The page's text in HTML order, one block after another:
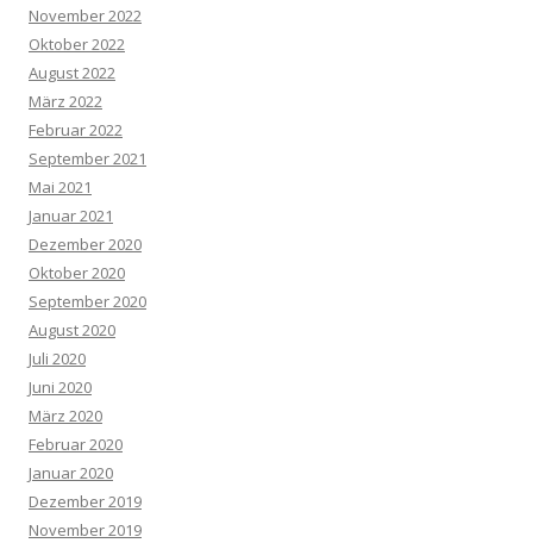
November 2022
Oktober 2022
August 2022
März 2022
Februar 2022
September 2021
Mai 2021
Januar 2021
Dezember 2020
Oktober 2020
September 2020
August 2020
Juli 2020
Juni 2020
März 2020
Februar 2020
Januar 2020
Dezember 2019
November 2019